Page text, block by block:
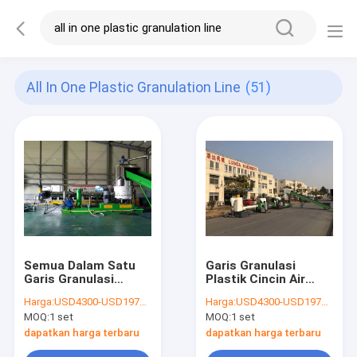
All In One Plastic Granulation Line (51)
Semua Dalam Satu
Garis Granulasi
800kg / H
Harga:USD4300-USD197000
MOQ:1 set
dapatkan harga terbaru
Garis Granulasi
Plastik Cincin Air
Harga:USD4300-USD197000
MOQ:1 set
dapatkan harga terbaru